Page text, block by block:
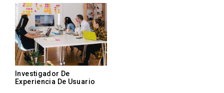
Investigador De
Experiencia De Usuario